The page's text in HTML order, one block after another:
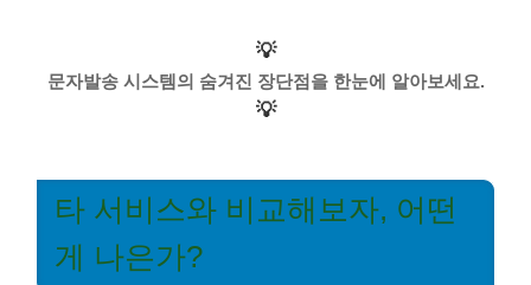
💡
문자발송 시스템의 숨겨진 장단점을 한눈에 알아보세요.
💡
타 서비스와 비교해보자, 어떤
게 나은가?